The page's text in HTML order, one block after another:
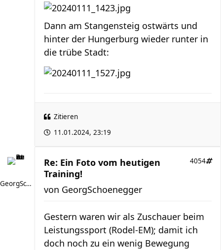
Dann am Stangensteig ostwärts und
hinter der Hungerburg wieder runter in
die trübe Stadt:
Zitieren
11.01.2024, 23:19
GeorgSchoenegger
Re: Ein Foto vom heutigen
Training!
4054
von GeorgSchoenegger
Gestern waren wir als Zuschauer beim
Leistungssport (Rodel-EM); damit ich
doch noch zu ein wenig Bewegung